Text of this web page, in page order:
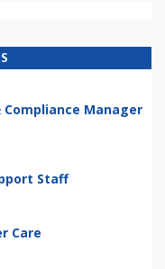
Compliance Manager
Staff
Care